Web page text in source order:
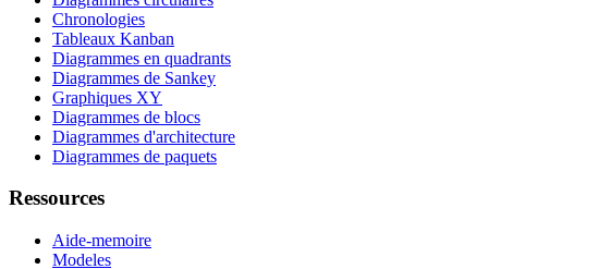
Chronologies
Tableaux Kanban
Diagrammes en quadrants
Diagrammes de Sankey
Graphiques XY
Diagrammes de blocs
Diagrammes d'architecture
Diagrammes de paquets
Ressources
Aide-memoire
Modeles